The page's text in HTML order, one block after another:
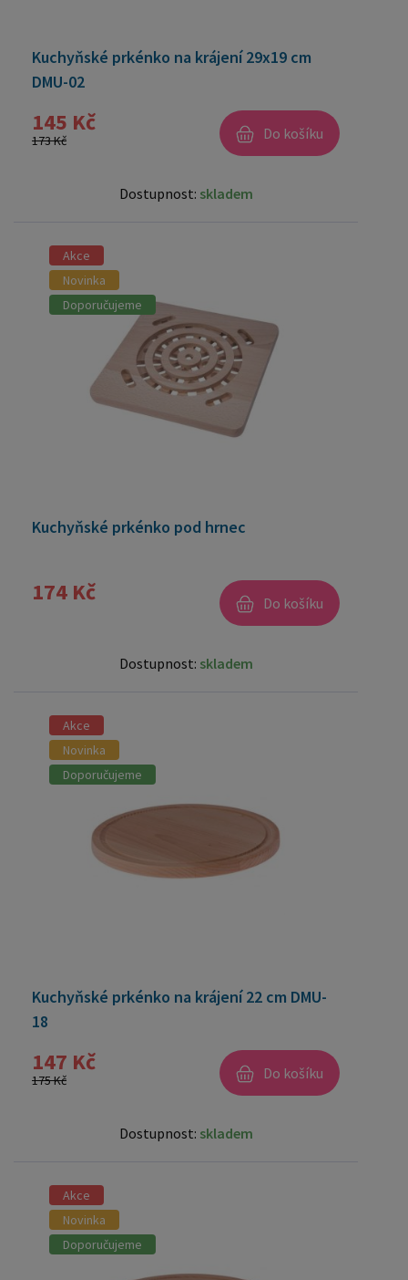
Kuchyňské prkénko na krájení 29x19 cm
DMU-02
145 Kč
173 Kč Do košíku
Dostupnost: skladem
Akce
Novinka
Doporučujeme
Kuchyňské prkénko pod hrnec
174 Kč Do košíku
Dostupnost: skladem
Akce
Novinka
Doporučujeme
Kuchyňské prkénko na krájení 22 cm DMU-
18
147 Kč
175 Kč Do košíku
Dostupnost: skladem
Akce
Novinka
Doporučujeme